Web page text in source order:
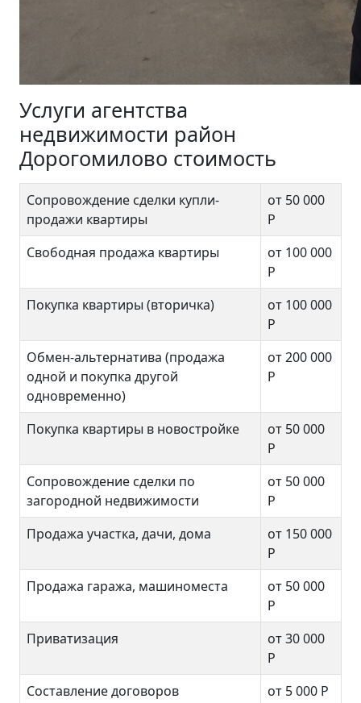
Услуги агентства
недвижимости район
Дорогомилово стоимость
Сопровождение сделки купли-
продажи квартиры
от 50 000
Р
Свободная продажа квартиры
от 100 000
Р
Покупка квартиры (вторичка)
от 100 000
Р
Обмен-альтернатива (продажа
одной и покупка другой
одновременно)
от 200 000
Р
Покупка квартиры в новостройке
от 50 000
Р
Сопровождение сделки по
загородной недвижимости
от 50 000
Р
Продажа участка, дачи, дома
от 150 000
Р
Продажа гаража, машиноместа
от 50 000
Р
Приватизация
от 30 000
Р
Составление договоров
от 5 000 Р